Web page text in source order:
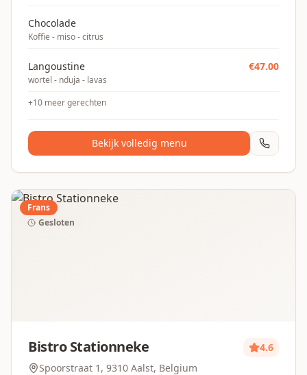
Chocolade
Koffie - miso - citrus
Langoustine
wortel - nduja - lavas
€47.00
+10 meer gerechten
Bekijk volledig menu
Frans
Gesloten
Bistro Stationneke
4.6
Spoorstraat 1, 9310 Aalst, Belgium